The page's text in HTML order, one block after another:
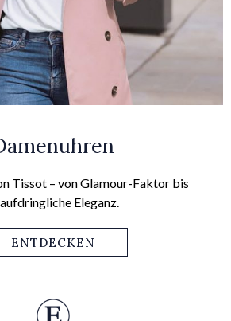
Tissot – von Glamour-Faktor bis
Eleganz.
ENTDECKEN